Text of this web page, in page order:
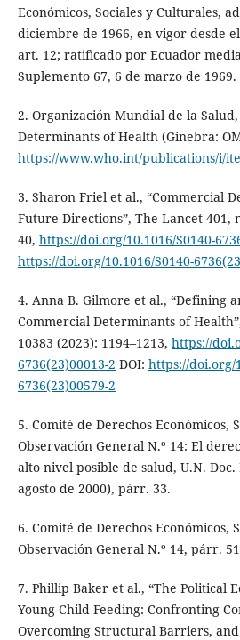
Económicos, Sociales y Culturales,
diciembre de 1966, en vigor desde
art. 12; ratificado por Ecuador
Suplemento 67, 6 de marzo de 1969.
2. Organización Mundial de la
Determinants of Health (Ginebra:
https://www.who.int/publications/i/
3. Sharon Friel et al., “Commercial
Future Directions”, The Lancet 401,
40, https://doi.org/10.1016/S0140-
https://doi.org/10.1016/S0140-
4. Anna B. Gilmore et al., “Defining
Commercial Determinants of
10383 (2023): 1194–1213, https://
6736(23)00013-2 DOI: https://doi.org/
6736(23)00579-2
5. Comité de Derechos Económicos,
Observación General N.º 14: El
alto nivel posible de salud, U.N. Doc.
agosto de 2000), párr. 33.
6. Comité de Derechos Económicos,
Observación General N.º 14, párr.
7. Phillip Baker et al., “The Political
Young Child Feeding: Confronting
Overcoming Structural Barriers,